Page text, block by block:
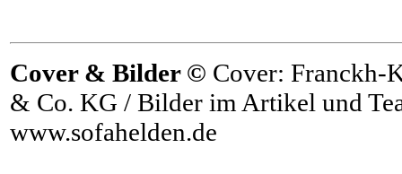
Cover & Bilder © Cover: Franckh-
& Co. KG / Bilder im Artikel und
www.sofahelden.de